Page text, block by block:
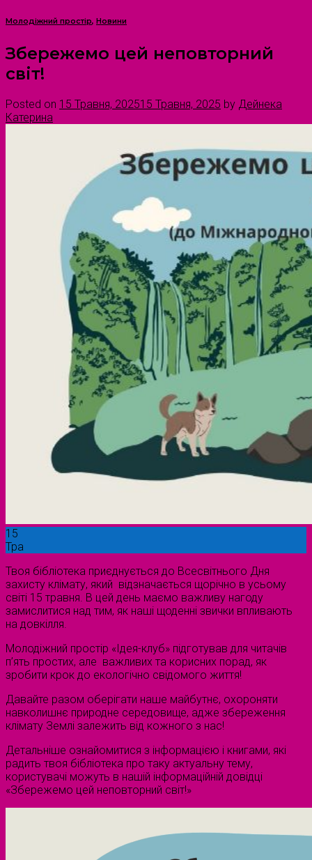
Молодіжний простір, Новини
Збережемо цей неповторний
світ!
Posted on 15 Травня, 202515 Травня, 2025 by Дейнека
Катерина
15
Тра
Твоя бібліотека приєднується до Всесвітнього Дня
захисту клімату, який відзначається щорічно в усьому
світі 15 травня. В цей день маємо важливу нагоду
замислитися над тим, як наші щоденні звички впливають
на довкілля.
Молодіжний простір «Ідея-клуб» підготував для читачів
п’ять простих, але важливих та корисних порад, як
зробити крок до екологічно свідомого життя!
Давайте разом оберігати наше майбутнє, охороняти
навколишнє природне середовище, адже збереження
клімату Землі залежить від кожного з нас!
Детальніше ознайомитися з інформацією і книгами, які
радить твоя бібліотека про таку актуальну тему,
користувачі можуть в нашій інформаційній довідці
«Збережемо цей неповторний світ!»